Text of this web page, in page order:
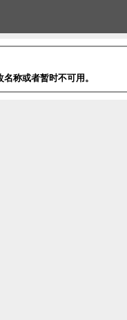
称或者暂时不可用。